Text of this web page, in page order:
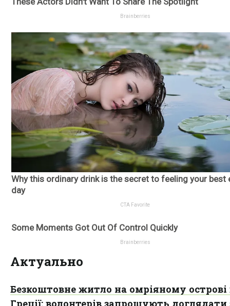
Актуально
Безкоштовне житло на омріяному острові
Греції: волонтерів запрошують доглядати